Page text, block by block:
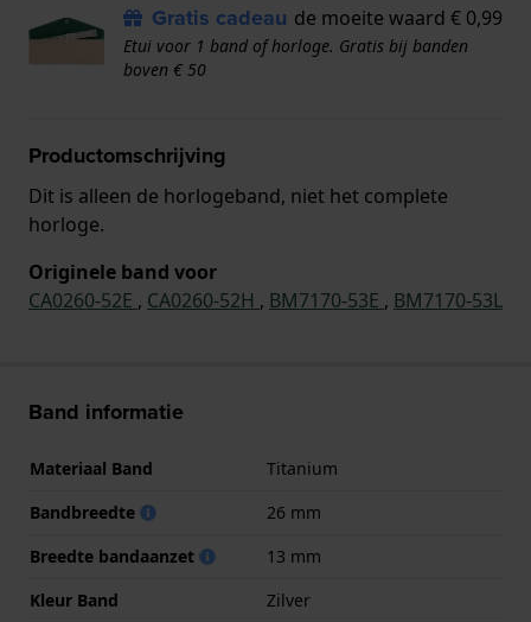
Gratis cadeau de moeite waard € 0,99
Etui voor 1 band of horloge. Gratis bij banden
boven € 50
Productomschrijving
Dit is alleen de horlogeband, niet het complete
horloge.
Originele band voor
CA0260-52E , CA0260-52H , BM7170-53E , BM7170-53L
Band informatie
Materiaal Band
Titanium
Bandbreedte
26 mm
Breedte bandaanzet
13 mm
Kleur Band
Zilver